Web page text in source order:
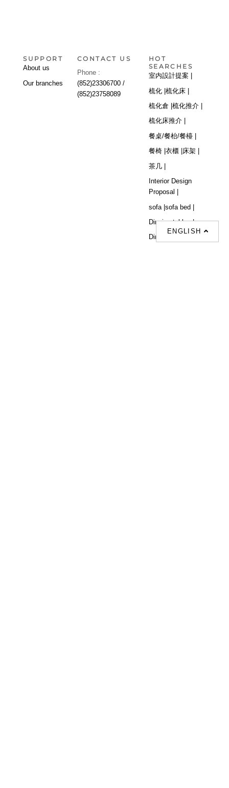
ENGLISH
SUPPORT
About us
Our branches
CONTACT US
Phone :
(852)23306700 /
(852)23758089
HOT
SEARCHES
室内設計提案 |
梳化 |梳化床 |
梳化倉 | 梳化推介 |
梳化床推介 |
餐桌/餐枱/餐檯 |
餐椅 | 衣櫃 | 床架 |
茶几 |
Interior Design
Proposal |
sofa |sofa bed |
Dinning tables |
Dining Chairs |